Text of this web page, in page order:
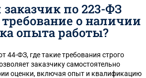
по 223-ФЗ
о наличии
опыта работы?
44-ФЗ, где такие требования строго
заказчику самостоятельно
оценки, включая опыт и квалификацию